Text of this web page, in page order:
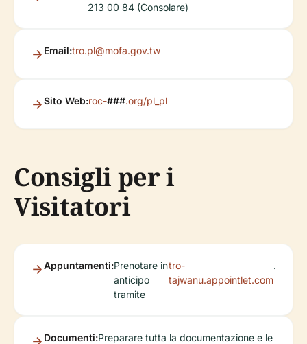
213 00 84 (Consolare)
Email:tro.pl@mofa.gov.tw
Sito Web:roc-###.org/pl_pl
Consigli per i
Visitatori
Appuntamenti:Prenotare in
anticipo
tramite
tro-
tajwanu.appointlet.com
.
Documenti:Preparare tutta la documentazione e le